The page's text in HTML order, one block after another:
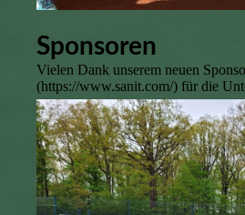
Sponsoren
Vielen Dank unserem neuen
(https://www.sanit.com/) für die